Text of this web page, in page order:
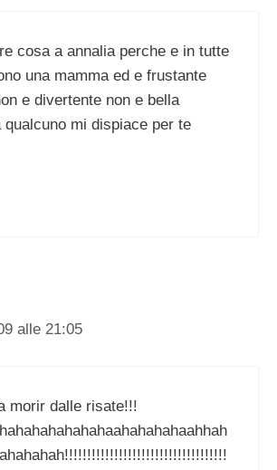
cosa a annalia perche e in tutte
una mamma ed e frustante
e divertente non e bella
qualcuno mi dispiace per te
alle 21:05
morir dalle risate!!!